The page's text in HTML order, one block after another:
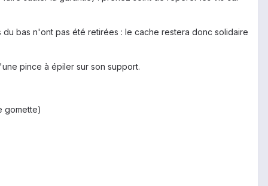
bas n'ont pas été retirées : le cache restera donc solidaire
pince à épiler sur son support.
gomette)